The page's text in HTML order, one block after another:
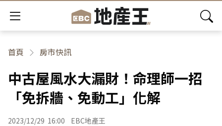
首頁 房市快訊
中古屋風水大漏財！命理師一招
「免拆牆、免動工」化解
2023/12/29 16:00 EBC地產王